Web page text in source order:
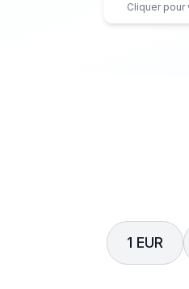
Cliquer pour
1 EUR